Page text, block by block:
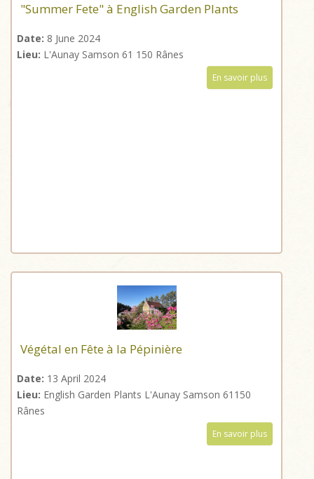
"Summer Fete" à English Garden Plants
Date: 8 June 2024
Lieu: L'Aunay Samson 61 150 Rânes
En savoir plus
Végétal en Fête à la Pépinière
Date: 13 April 2024
Lieu: English Garden Plants L'Aunay Samson 61150
Rânes
En savoir plus